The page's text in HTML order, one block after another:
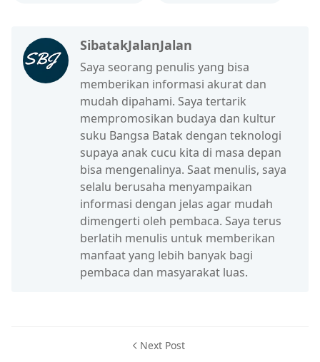
SibatakJalanJalan
Saya seorang penulis yang bisa
memberikan informasi akurat dan
mudah dipahami. Saya tertarik
mempromosikan budaya dan kultur
suku Bangsa Batak dengan teknologi
supaya anak cucu kita di masa depan
bisa mengenalinya. Saat menulis, saya
selalu berusaha menyampaikan
informasi dengan jelas agar mudah
dimengerti oleh pembaca. Saya terus
berlatih menulis untuk memberikan
manfaat yang lebih banyak bagi
pembaca dan masyarakat luas.
Next Post